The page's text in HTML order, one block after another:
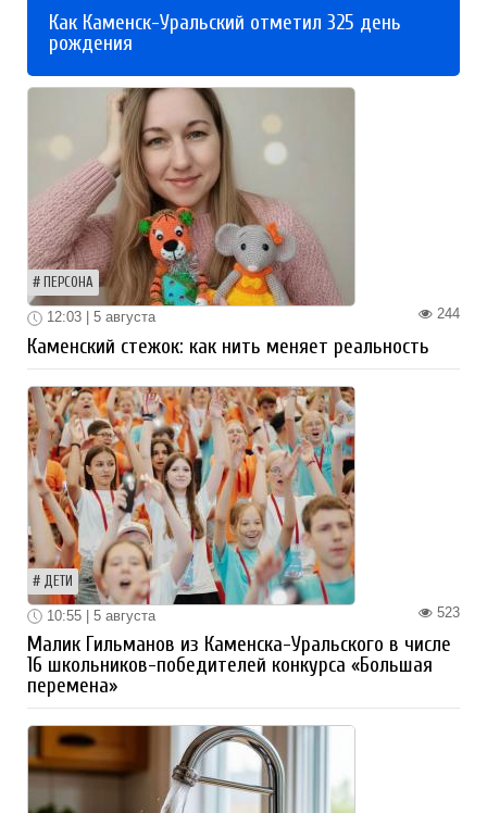
Как Каменск-Уральский отметил 325 день
рождения
ПЕРСОНА
244
12:03 | 5 августа
Каменский стежок: как нить меняет реальность
ДЕТИ
523
10:55 | 5 августа
Малик Гильманов из Каменска-Уральского в числе
16 школьников-победителей конкурса «Большая
перемена»